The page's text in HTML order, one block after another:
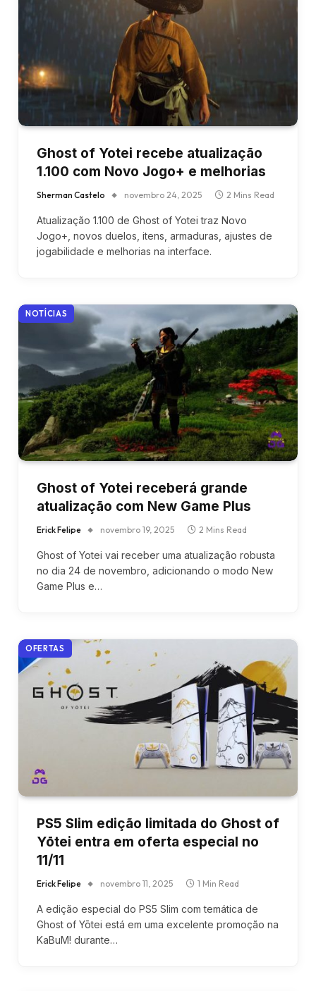
Ghost of Yotei recebe atualização
1.100 com Novo Jogo+ e melhorias
Sherman Castelo novembro 24, 2025 2 Mins Read
Atualização 1.100 de Ghost of Yotei traz Novo
Jogo+, novos duelos, itens, armaduras, ajustes de
jogabilidade e melhorias na interface.
NOTÍCIAS
Ghost of Yotei receberá grande
atualização com New Game Plus
Erick Felipe novembro 19, 2025 2 Mins Read
Ghost of Yotei vai receber uma atualização robusta
no dia 24 de novembro, adicionando o modo New
Game Plus e…
OFERTAS
PS5 Slim edição limitada do Ghost of
Yōtei entra em oferta especial no
11/11
Erick Felipe novembro 11, 2025 1 Min Read
A edição especial do PS5 Slim com temática de
Ghost of Yōtei está em uma excelente promoção na
KaBuM! durante…